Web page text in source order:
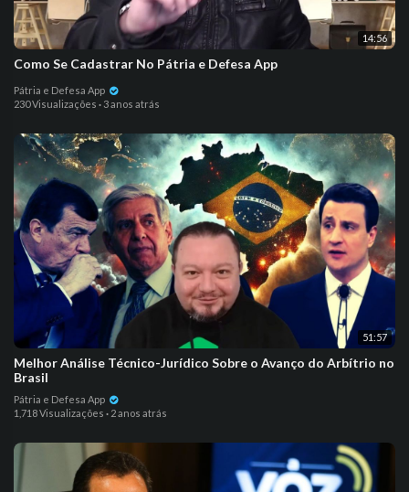
14:56
Como Se Cadastrar No Pátria e Defesa App
Pátria e Defesa App
230 Visualizações · 3 anos atrás
51:57
Melhor Análise Técnico-Jurídico Sobre o Avanço do Arbítrio no
Brasil
Pátria e Defesa App
1,718 Visualizações · 2 anos atrás